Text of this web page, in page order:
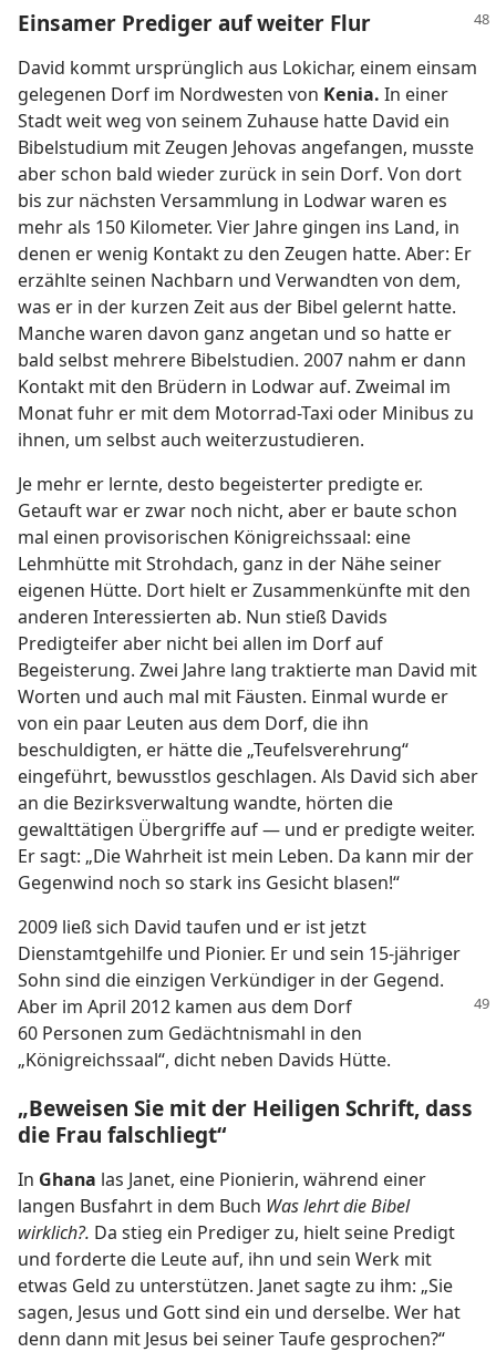
Einsamer Prediger auf weiter Flur
David kommt ursprünglich aus Lokichar, einem einsam
gelegenen Dorf im Nordwesten von Kenia. In einer
Stadt weit weg von seinem Zuhause hatte David ein
Bibelstudium mit Zeugen Jehovas angefangen, musste
aber schon bald wieder zurück in sein Dorf. Von dort
bis zur nächsten Versammlung in Lodwar waren es
mehr als 150 Kilometer. Vier Jahre gingen ins Land, in
denen er wenig Kontakt zu den Zeugen hatte. Aber: Er
erzählte seinen Nachbarn und Verwandten von dem,
was er in der kurzen Zeit aus der Bibel gelernt hatte.
Manche waren davon ganz angetan und so hatte er
bald selbst mehrere Bibelstudien. 2007 nahm er dann
Kontakt mit den Brüdern in Lodwar auf. Zweimal im
Monat fuhr er mit dem Motorrad-Taxi oder Minibus zu
ihnen, um selbst auch weiterzustudieren.
Je mehr er lernte, desto begeisterter predigte er.
Getauft war er zwar noch nicht, aber er baute schon
mal einen provisorischen Königreichssaal: eine
Lehmhütte mit Strohdach, ganz in der Nähe seiner
eigenen Hütte. Dort hielt er Zusammenkünfte mit den
anderen Interessierten ab. Nun stieß Davids
Predigteifer aber nicht bei allen im Dorf auf
Begeisterung. Zwei Jahre lang traktierte man David mit
Worten und auch mal mit Fäusten. Einmal wurde er
von ein paar Leuten aus dem Dorf, die ihn
beschuldigten, er hätte die „Teufelsverehrung“
eingeführt, bewusstlos geschlagen. Als David sich aber
an die Bezirksverwaltung wandte, hörten die
gewalttätigen Übergriffe auf — und er predigte weiter.
Er sagt: „Die Wahrheit ist mein Leben. Da kann mir der
Gegenwind noch so stark ins Gesicht blasen!“
2009 ließ sich David taufen und er ist jetzt
Dienstamtgehilfe und Pionier. Er und sein 15-jähriger
Sohn sind die einzigen Verkündiger in der Gegend.
Aber im April 2012 kamen aus dem Dorf
60 Personen zum Gedächtnismahl in den
„Königreichssaal“, dicht neben Davids Hütte.
„Beweisen Sie mit der Heiligen Schrift, dass
die Frau falschliegt“
In Ghana las Janet, eine Pionierin, während einer
langen Busfahrt in dem Buch Was lehrt die Bibel
wirklich?. Da stieg ein Prediger zu, hielt seine Predigt
und forderte die Leute auf, ihn und sein Werk mit
etwas Geld zu unterstützen. Janet sagte zu ihm: „Sie
sagen, Jesus und Gott sind ein und derselbe. Wer hat
denn dann mit Jesus bei seiner Taufe gesprochen?“